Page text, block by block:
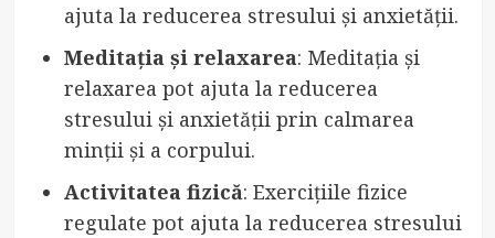
ajuta la reducerea stresului și anxietății.
Meditația și relaxarea: Meditația și
relaxarea pot ajuta la reducerea
stresului și anxietății prin calmarea
minții și a corpului.
Activitatea fizică: Exercițiile fizice
regulate pot ajuta la reducerea stresului